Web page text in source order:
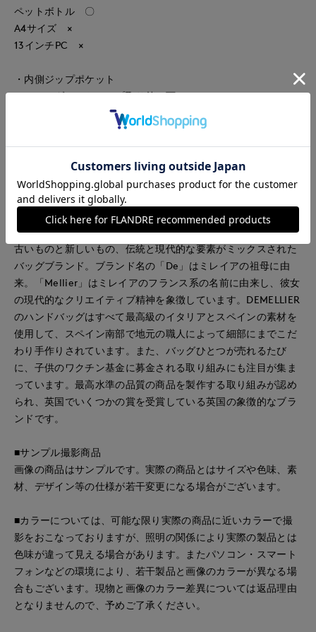
ペットボトル 〇
A4サイズ ×
13インチPC ×
・内側ジップポケット
・ショルダーストラップ取り外し可
・内側セパレートデザイン
■メーカー表記
MIDI PARIS HANDBAG
ブラック：BLACK
ベージュ：SAND
《DEMELLIER LONDON/デメリエー ロンドン》
古いものと新しいもの、伝統と現代的な要素がミックスされた
バッグブランド。ブランド名の「De」はミレイアの祖母に由
来。「Mellier」はミレイアのフランス系の名前に由来し、彼女
の現代的なクリエイティブ精神を象徴しています。DEMELLIER
のハンドバッグはすべて最高級のイタリアとスペインの素材を
使用して、スペイン南部で地元の職人によって細部にまでこだ
わり手作りされています。また、バッグひとつが売れるたび
に、子供のワクチン基金に募金される取り組みにも注目が集ま
っています。最高水準の品質の商品を製作する取り組みが認め
られ、英国でいくつかの賞を受賞している英国の象徴的なブラ
ンドです。
■サンプル撮影商品
画像の商品はサンプルです。実際の商品とはサイズや色味、素
材、デザイン等の仕様が若干変更になる場合がございます。
■カラーについては、可能な限り実際の商品に近いカラーで撮
影をおこなっておりますが、照明の関係により実際の製品とは
色味が違って見える場合があります。またパソコン・スマート
フォンなどの環境により、若干製品と画像のカラーが異なる場
合もございます。現物と画像のカラー差異については返品理由
となりませんので、予めご了承ください。